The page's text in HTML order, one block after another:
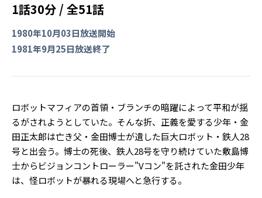
1話30分 / 全51話
1980年10月03日放送開始
1981年9月25日放送終了
ロボットマフィアの首領・ブランチの暗躍によって平和が揺
るがされようとしていた。そんな折、正義を愛する少年・金
田正太郎は亡き父・金田博士が遺した巨大ロボット・鉄人28
号と出会う。博士の死後、鉄人28号を守り続けていた敷島博
士からビジョンコントローラー"Vコン"を託された金田少年
は、怪ロボットが暴れる現場へと急行する。